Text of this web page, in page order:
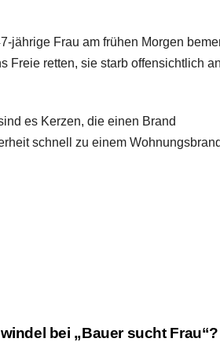
jährige Frau am frühen Morgen
Freie retten, sie starb offensichtlich
es Kerzen, die einen Brand
schnell zu einem
bei „Bauer sucht